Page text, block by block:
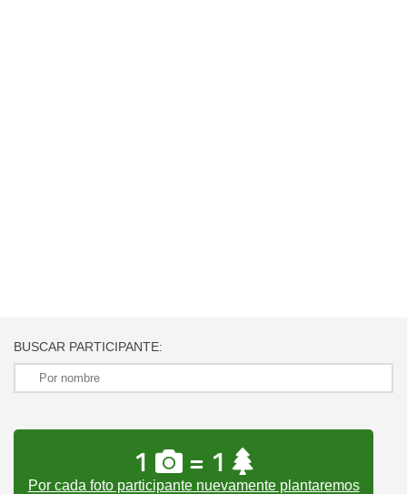
BUSCAR PARTICIPANTE:
1 = 1
Por cada foto participante nuevamente plantaremos